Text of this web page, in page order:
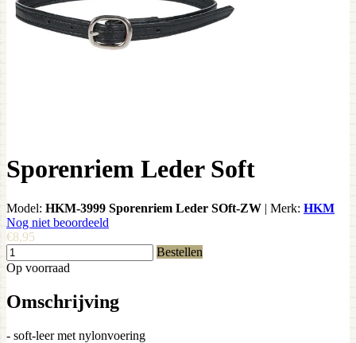
Sporenriem Leder Soft
Model: HKM-3999 Sporenriem Leder SOft-ZW | Merk: HKM
Nog niet beoordeeld
€8,95
Bestellen
Op voorraad
Omschrijving
- soft-leer met nylonvoering